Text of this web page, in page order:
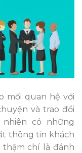
mối quan hệ với
và trao đổi
có những
thông tin khách
thậm chí là đánh